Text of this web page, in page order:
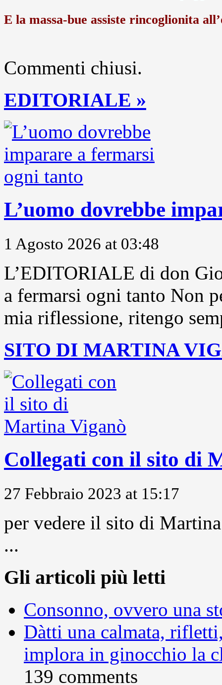
E la massa-bue assiste rincoglionita
Commenti chiusi.
EDITORIALE »
L’uomo dovrebbe
1 Agosto 2026 at 03:48
L’EDITORIALE di don
a fermarsi ogni tanto Non
mia riflessione, ritengo
SITO DI MARTINA
Collegati con il sito di
27 Febbraio 2023 at 15:17
per vedere il sito di
...
Gli articoli più letti
Consonno, ovvero una
Dàtti una calmata,
implora in ginocchio la
139 comments